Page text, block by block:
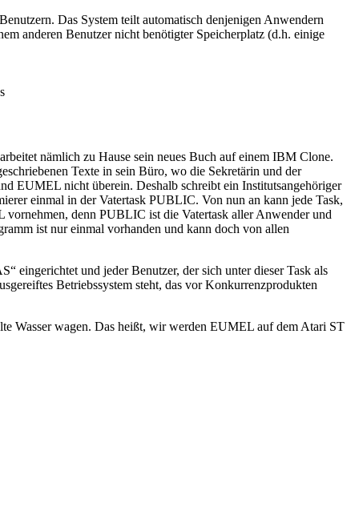
Das System teilt automatisch denjenigen Anwendern
anderen Benutzer nicht benötigter Speicherplatz (d.h. einige
nämlich zu Hause sein neues Buch auf einem IBM Clone.
Texte in sein Büro, wo die Sekretärin und der
EUMEL nicht überein. Deshalb schreibt ein Institutsangehöriger
einmal in der Vatertask PUBLIC. Von nun an kann jede Task,
denn PUBLIC ist die Vatertask aller Anwender und
ist nur einmal vorhanden und kann doch von allen
eingerichtet und jeder Benutzer, der sich unter dieser Task als
Betriebssystem steht, das vor Konkurrenzprodukten
Wasser wagen. Das heißt, wir werden EUMEL auf dem Atari ST